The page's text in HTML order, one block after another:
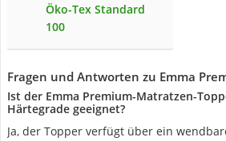
Öko-Tex Standard
100
Fragen und Antworten zu Emma
Ist der Emma Premium-Matratzen-
Härtegrade geeignet?
Ja, der Topper verfügt über ein